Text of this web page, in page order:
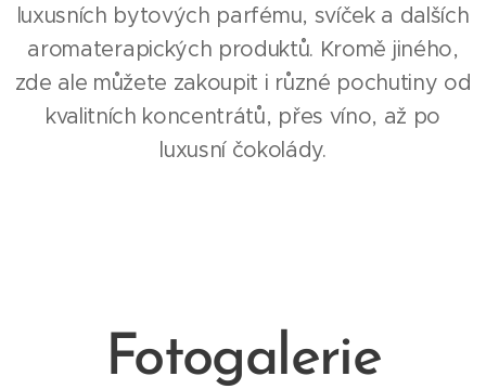
luxusních bytových parfému, svíček a dalších
aromaterapických produktů. Kromě jiného,
zde ale můžete zakoupit i různé pochutiny od
kvalitních koncentrátů, přes víno, až po
luxusní čokolády.
Fotogalerie